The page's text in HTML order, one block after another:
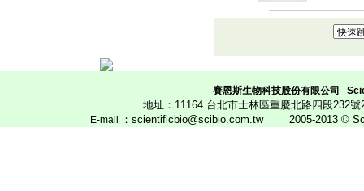
賽恩斯生物科技股份有限公司
地址：11164 台北市士林區重慶北路四段
E-mail ：scientificbio@scibio.com.tw 2005-2013 ©